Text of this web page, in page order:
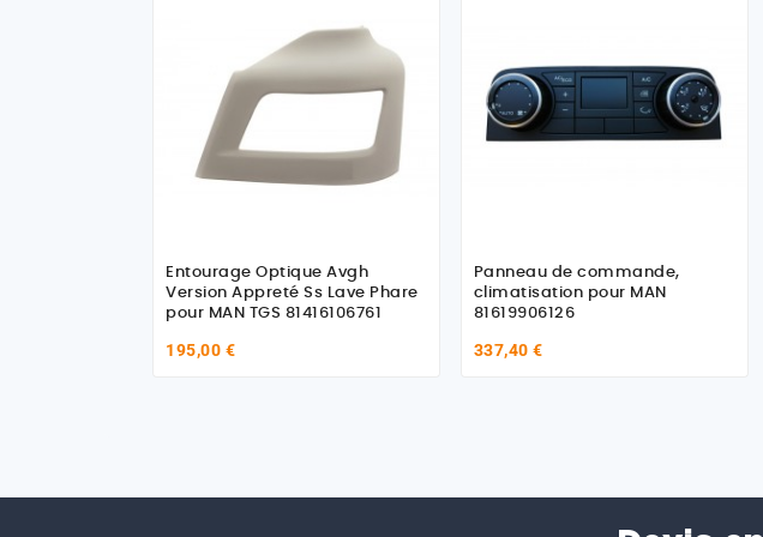
Entourage Optique Avgh
Version Appreté Ss Lave Phare
pour MAN TGS 81416106761
195,00 €
Panneau de commande,
climatisation pour MAN
81619906126
337,40 €